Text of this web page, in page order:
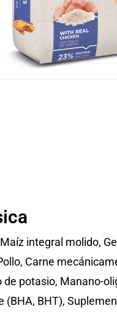
integral molido,
Carne
potasio, Manano-
(BHA, BHT),